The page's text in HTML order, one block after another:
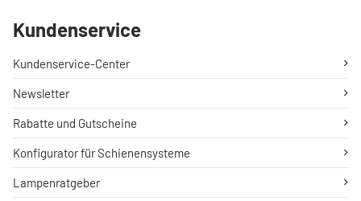
Kundenservice
Kundenservice-Center
Newsletter
Rabatte und Gutscheine
Konfigurator für Schienensysteme
Lampenratgeber